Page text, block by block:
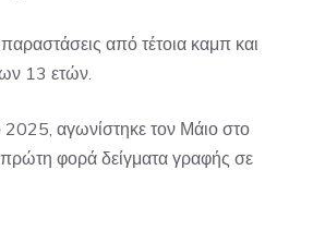
από τέτοια καμπ και
13 ετών.
2025, αγωνίστηκε τον Μάιο στο
φορά δείγματα γραφής σε